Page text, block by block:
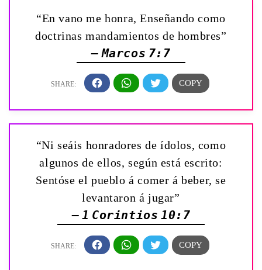
“En vano me honra, Enseñando como
doctrinas mandamientos de hombres”
— Marcos 7:7
“Ni seáis honradores de ídolos, como
algunos de ellos, según está escrito:
Sentóse el pueblo á comer á beber, se
levantaron á jugar”
— 1 Corintios 10:7